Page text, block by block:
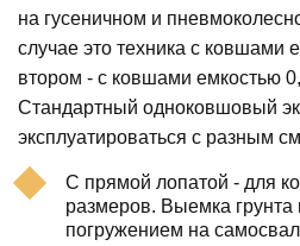
на гусеничном и
случае это техника с ковшами
втором - с ковшами емкостью
Стандартный одноковшовый
эксплуатироваться с разным
С прямой лопатой - для
размеров. Выемка грунта
погружением на